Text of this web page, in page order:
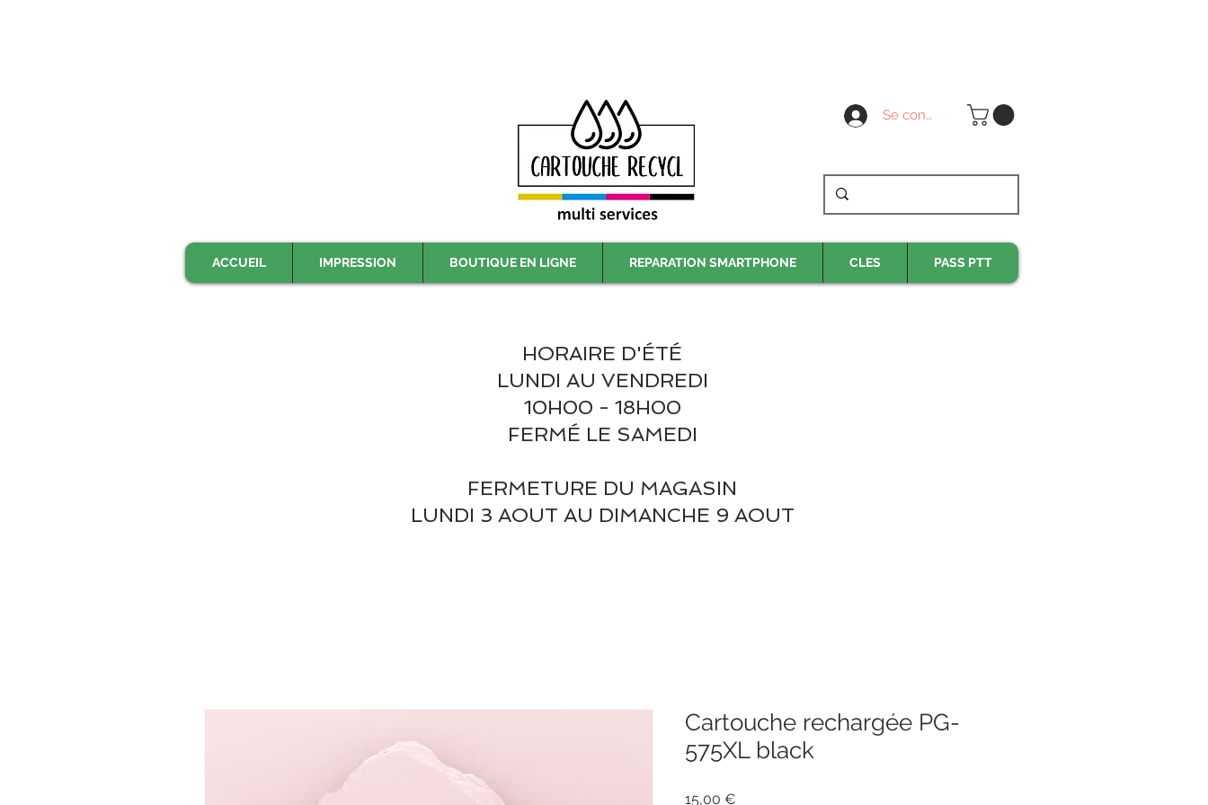
Se connecter
ACCUEIL IMPRESSION BOUTIQUE EN LIGNE REPARATION SMARTPHONE CLES PASS PTT
HORAIRE D'ÉTÉ
LUNDI AU VENDREDI
10H00 - 18H00
FERMÉ LE SAMEDI
FERMETURE DU MAGASIN
LUNDI 3 AOUT AU DIMANCHE 9 AOUT
Cartouche rechargée PG-
575XL black
15,00 €